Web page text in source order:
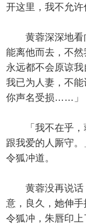
开这里，我不允许
黄蓉深深地看
能离他而去，不然
永远都不会原谅
我已为人妻，不能
你声名受损……」
「我不在乎，
跟我爱的人厮守。
令狐冲道。
黄蓉没再说话
意，良久，她伸手
令狐冲，朱唇印